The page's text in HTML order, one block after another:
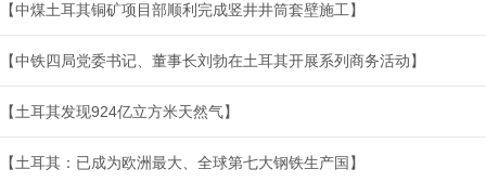
【中煤土耳其铜矿项目部顺利完成竖井井筒套壁施工】
【中铁四局党委书记、董事长刘勃在土耳其开展系列商务活动】
【土耳其发现924亿立方米天然气】
【土耳其：已成为欧洲最大、全球第七大钢铁生产国】